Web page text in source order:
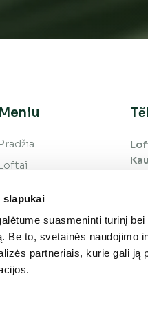
slapukai
suasmeninti turinį
Be to, svetainės naudojimo
partneriais, kurie gali ją
Meniu
Pradžia
Loftai
Galerija
projektą
politika